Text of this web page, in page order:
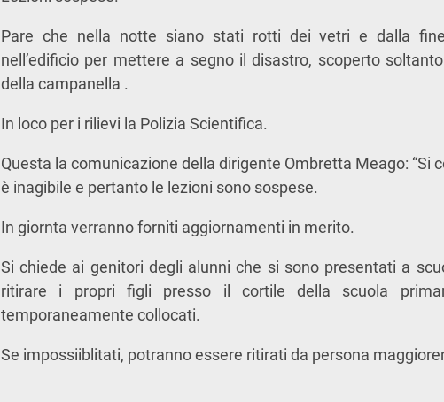
Pare che nella notte siano stati rotti dei vetri e dalla
nell’edificio per mettere a segno il disastro, scoperto
della campanella .
In loco per i rilievi la Polizia Scientifica.
Questa la comunicazione della dirigente Ombretta Meago: “Si
è inagibile e pertanto le lezioni sono sospese.
In giornta verranno forniti aggiornamenti in merito.
Si chiede ai genitori degli alunni che si sono presentati a
ritirare i propri figli presso il cortile della scuola
temporaneamente collocati.
Se impossiiblitati, potranno essere ritirati da persona